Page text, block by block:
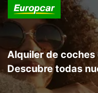
Alquiler de
Descubre todas